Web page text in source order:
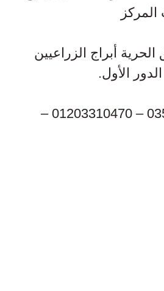
طريق الحرية أبراج الزراعيين